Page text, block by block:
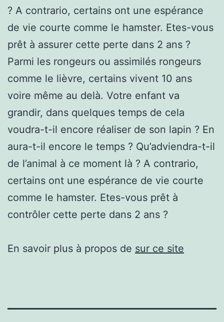
? A contrario, certains ont une espérance
de vie courte comme le hamster. Etes-vous
prêt à assurer cette perte dans 2 ans ?
Parmi les rongeurs ou assimilés rongeurs
comme le lièvre, certains vivent 10 ans
voire même au delà. Votre enfant va
grandir, dans quelques temps de cela
voudra-t-il encore réaliser de son lapin ? En
aura-t-il encore le temps ? Qu’adviendra-t-il
de l’animal à ce moment là ? A contrario,
certains ont une espérance de vie courte
comme le hamster. Etes-vous prêt à
contrôler cette perte dans 2 ans ?
En savoir plus à propos de sur ce site